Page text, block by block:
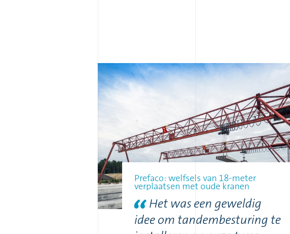
Prefaco: welfsels van 18-meter
verplaatsen met oude kranen
Het was een geweldig
idee om tandembesturing te